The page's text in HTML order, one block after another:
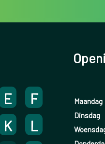
E
F
K
L
Maandag
Dinsdag